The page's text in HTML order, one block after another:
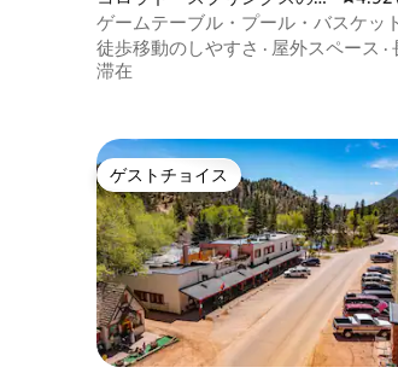
ンション・アパート
ゲームテーブル・プール・バスケッ
ールコート付きのかなり広いアパー
徒歩移動のしやすさ · 屋外スペース ·
滞在
ゲストチョイス
ゲストチョイス